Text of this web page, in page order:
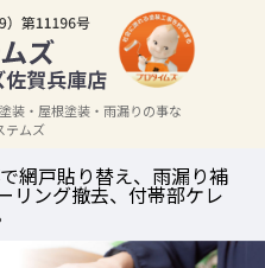
装・屋根塗装・雨漏りの事な
テムズ
網戸貼り替え、雨漏り補
リング撤去、付帯部ケレ